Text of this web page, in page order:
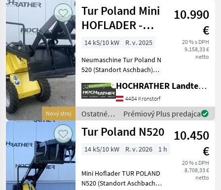
Kategória 4 Krajina Filtre
AKTUÁLNA
CESTA
poľnohospodárska
technika
Ostatne
Polnohospodarske
Silove Stroje
Majerske
Nakladace
Poland
VYBRAŤ
KATEGÓRIU
Resetovať
Zobraziť 3
výsledkov
Nový stroj
Tur Poland Mini
HOFLADER -
kraftvoll &
wendig
10.990
€
20 % s DPH
9.158,33 €
netto
14 kS/10 kW
R. v. 2025
Neumaschine Tur Poland N
520 (Standort Aschbach)
400kg + Briggs & Stratton
Motor 408 cm³ +
Motorleistung 10.29 kW
(14PS) + 6 Liter Kra
HOCHRATHER Landtechnik GmbH
4484 Kronstorf
Ostatné
poľnohospodárske
silové
Tur
Prémiový Plus predajca
Tur Poland N520
10.450
€
20 % s DPH
8.708,33 €
netto
14 kS/10 kW R. v. 2026 1 h
Mini Hoflader TUR POLAND
N520 (Standort Aschbach)